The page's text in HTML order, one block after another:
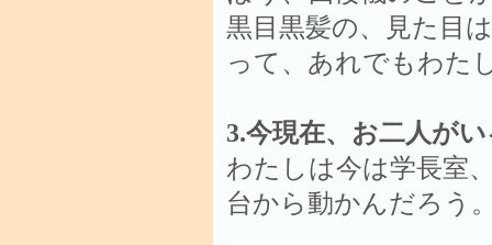
黒目黒髪の、見た目
って、あれでもわた
3.今現在、お二人が
わたしは今は学長室
台から動かんだろう